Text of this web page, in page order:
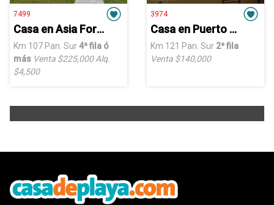
7499
Casa en Asia Formentera
Km 107 Pan. Sur4ª fila ó
más Venta $225,000Alq.
$4,500
3974
Casa en Puerto Fiel
Km 121 Pan. Sur 2ª fila
Venta $140,000